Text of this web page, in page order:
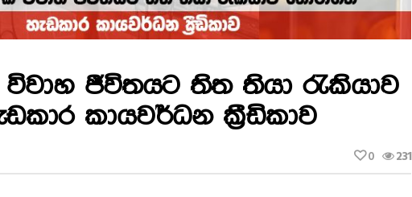
ජීවිතයට තිත තියා රැකියාව
කායවර්ධන ක‍්‍රීඩිකාව
231
0